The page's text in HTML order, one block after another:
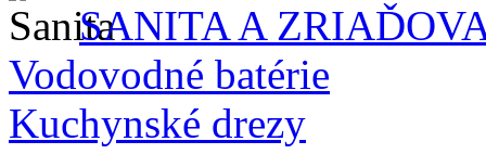
SANITA A
Vodovodné batérie
Kuchynské drezy